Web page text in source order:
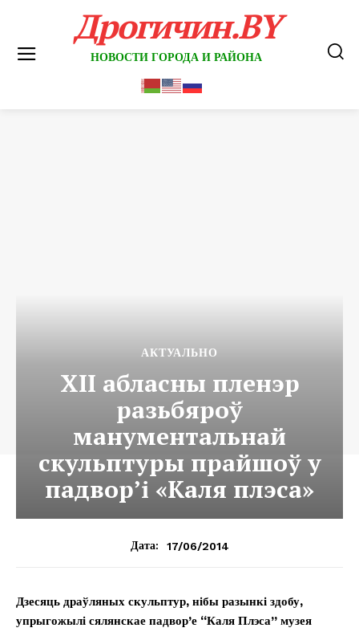
Дрогичин.BY
НОВОСТИ ГОРОДА И РАЙОНА
АКТУАЛЬНО
ХII абласны пленэр
разьбяроў
манументальнай
скульптуры прайшоў у
падвор’і «Каля плэса»
Дата: 17/06/2014
Дзесяць драўляных скульптур, нібы разынкі здобу,
упрыгожылі сялянскае падвор’е “Каля Плэса” музея